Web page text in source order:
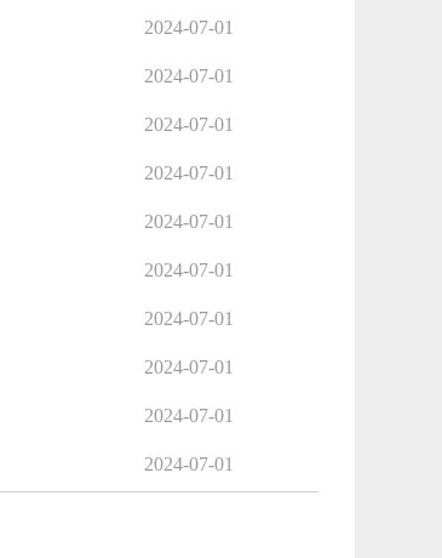
2024-07-01
2024-07-01
2024-07-01
2024-07-01
2024-07-01
2024-07-01
2024-07-01
2024-07-01
2024-07-01
2024-07-01